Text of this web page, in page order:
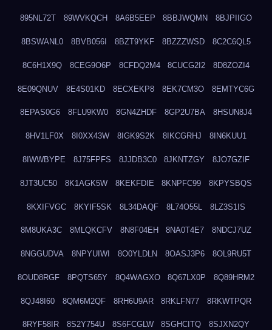
895NL72T 89WVKQCH 8A6B5EEP 8BBJWQMN 8BJPIIGO
8BSWANL0 8BVB056I 8BZT9YKF 8BZZZWSD 8C2C6QL5
8C6H1X9Q 8CEG9O6P 8CFDQ2M4 8CUCG2I2 8D8ZOZI4
8E09QNUV 8E4S01KD 8ECXEKP8 8EK7CM3O 8EMTYC6G
8EPAS0G6 8FLU9KW0 8GN4ZHDF 8GP2U7BA 8HSUN8J4
8HV1LF0X 8I0XX43W 8IGK9S2K 8IKCGRHJ 8IN6KUU1
8IWWBYPE 8J75FPFS 8JJDB3C0 8JKNTZGY 8JO7GZIF
8JT3UC50 8K1AGK5W 8KEKFDIE 8KNPFC99 8KPYSBQS
8KXIFVGC 8KYIF5SK 8L34DAQF 8L74O55L 8LZ3S1IS
8M8UKA3C 8MLQKCFV 8N8F04EH 8NA0T4E7 8NDCJ7UZ
8NGGUDVA 8NPYUIWI 8O0YLDLN 8OASJ3P6 8OL9RU5T
8OUD8RGF 8PQTS65Y 8Q4WAGXO 8Q67LX0P 8Q89HRM2
8QJ48I60 8QM6M2QF 8RH6U9AR 8RKLFN77 8RKWTPQR
8RYF58IR 8S2Y754U 8S6FCGLW 8SGHCITQ 8SJXN2QY